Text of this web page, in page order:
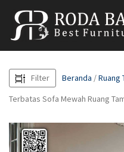
Filter Beranda /Ruang
Terbatas Sofa Mewah Ruang